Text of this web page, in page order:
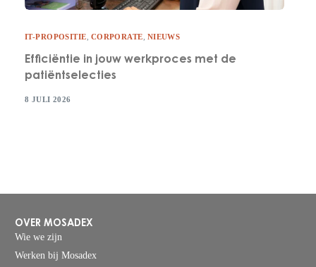
IT-PROPOSITIE CORPORATE NIEUWS
Efficiëntie in jouw werkproces met de
patiëntselecties
8 JULI 2026
OVER MOSADEX
Wie we zijn
Werken bij Mosadex